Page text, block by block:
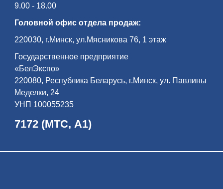
9.00 - 18.00
Головной офис отдела продаж:
220030, г.Минск, ул.Мясникова 76, 1 этаж
Государственное предприятие
«БелЭкспо»
220080, Республика Беларусь, г.Минск, ул. Павлины
Меделки, 24
УНП 100055235
7172 (МТС, А1)